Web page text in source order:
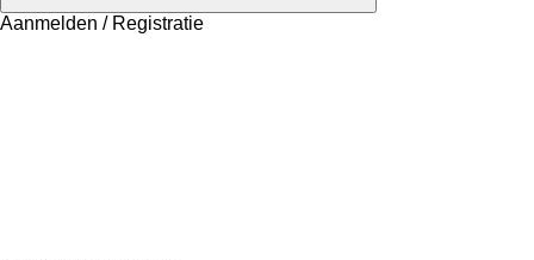
Aanmelden / Registratie